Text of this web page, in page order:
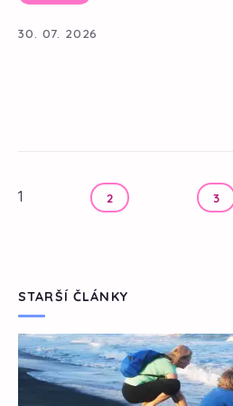
30. 07. 2026
1 2 3
STARŠÍ ČLÁNKY